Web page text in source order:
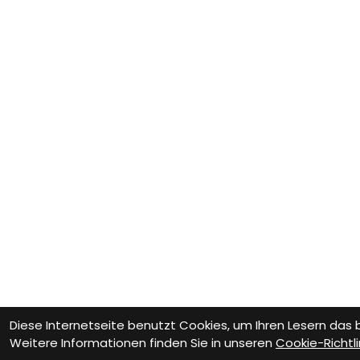
Diese Internetseite benutzt Cookies, um Ihren Lesern
Weitere Informationen finden Sie in unseren Cookie-